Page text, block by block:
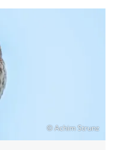
© Achim Strunz